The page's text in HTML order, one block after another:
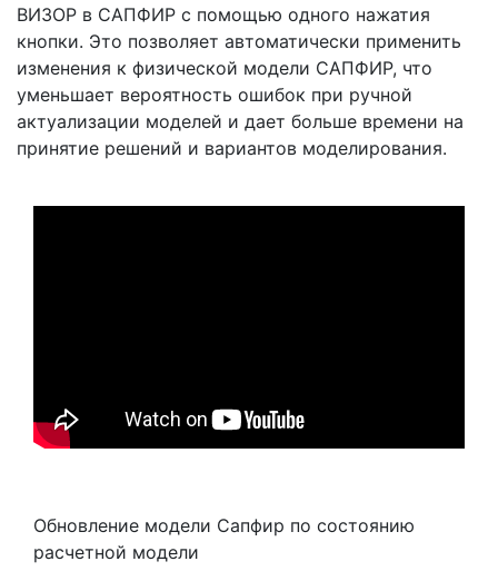
ВИЗОР в САПФИР с помощью одного нажатия
кнопки. Это позволяет автоматически применить
изменения к физической модели САПФИР, что
уменьшает вероятность ошибок при ручной
актуализации моделей и дает больше времени на
принятие решений и вариантов моделирования.
Обновление модели Сапфир по состоянию
расчетной модели